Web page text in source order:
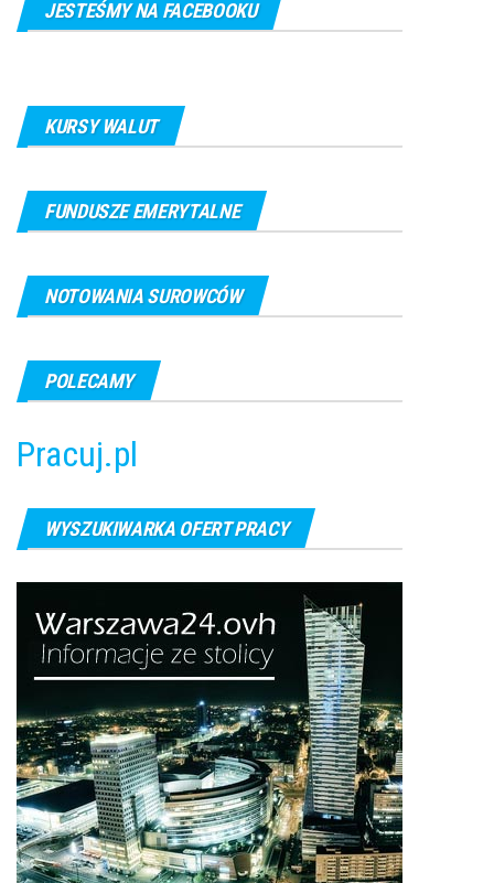
JESTEŚMY NA FACEBOOKU
KURSY WALUT
FUNDUSZE EMERYTALNE
NOTOWANIA SUROWCÓW
POLECAMY
Pracuj.pl
WYSZUKIWARKA OFERT PRACY